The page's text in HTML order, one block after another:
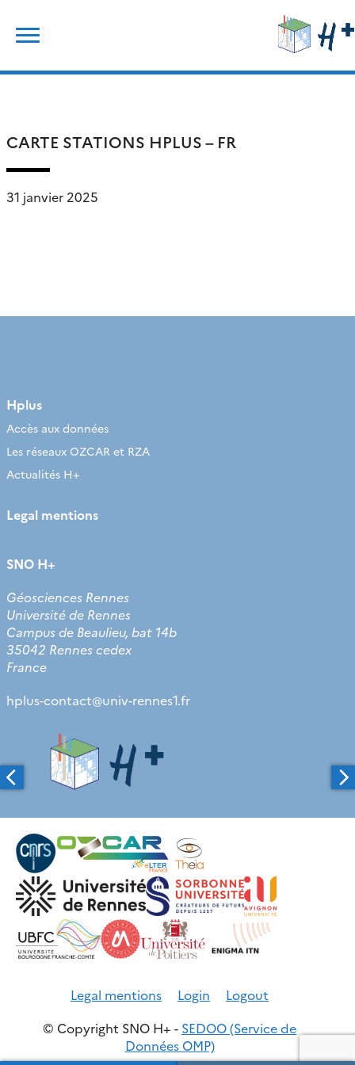
content
CARTE STATIONS HPLUS – FR
31 janvier 2025
Hplus
Accès aux données
Les réseaux OZCAR et RZA
Actualités H+
Legal mentions
SNO H+
Géosciences Rennes
Université de Rennes
Campus de Beaulieu, bat 14b
35042 Rennes cedex
France
hplus-contact@univ-rennes1.fr
Legal mentions Login
Logout
© Copyright SNO H+ - SEDOO (Service de
Données OMP)